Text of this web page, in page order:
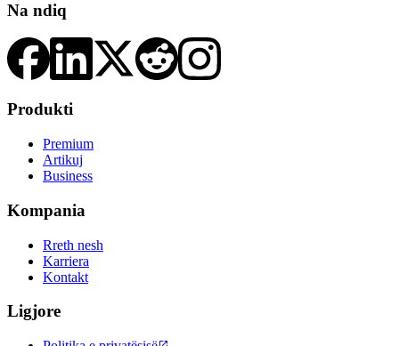
Na ndiq
Produkti
Premium
Artikuj
Business
Kompania
Rreth nesh
Karriera
Kontakt
Ligjore